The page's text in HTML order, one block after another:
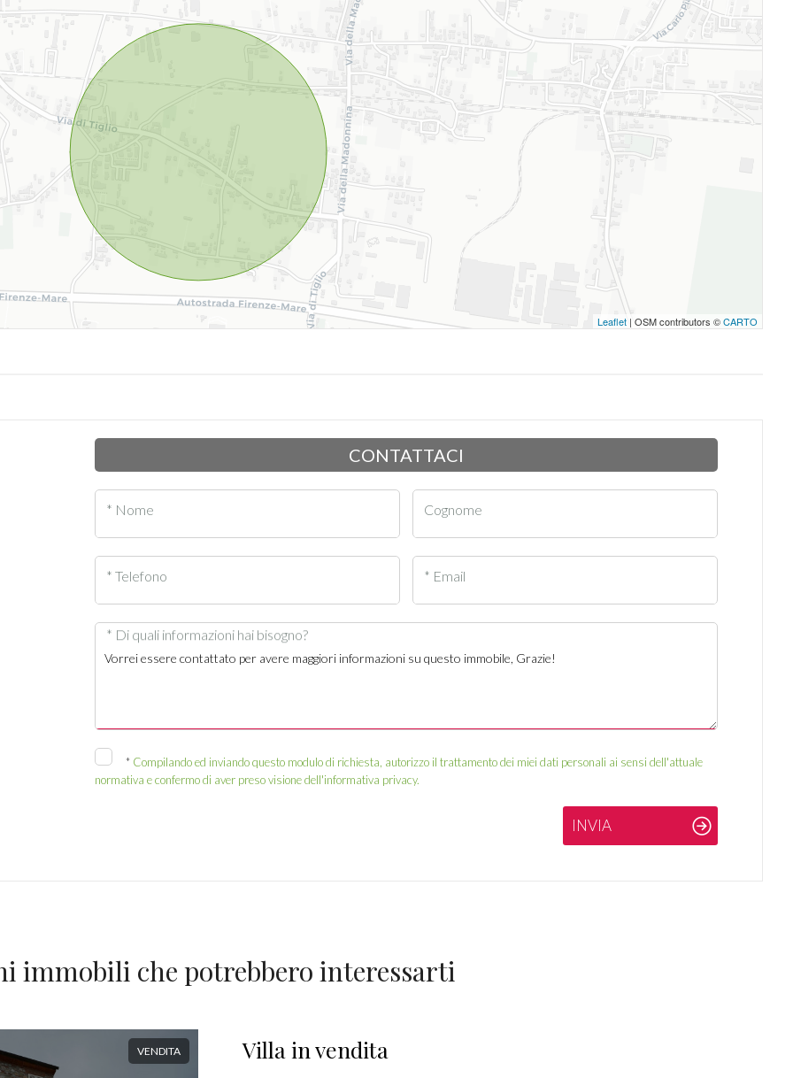
Leaflet | OSM contributors ©CARTO
CONTATTACI
* Nome Cognome
* Telefono * Email
* Di quali informazioni hai bisogno?
* Compilando ed inviando questo modulo di richiesta, autorizzo il trattamento dei miei dati personali ai sensi dell'attuale
normativa e confermo di aver preso visione dell'informativa privacy.
INVIA
immobili che potrebbero interessarti
VENDITA Villa in vendita